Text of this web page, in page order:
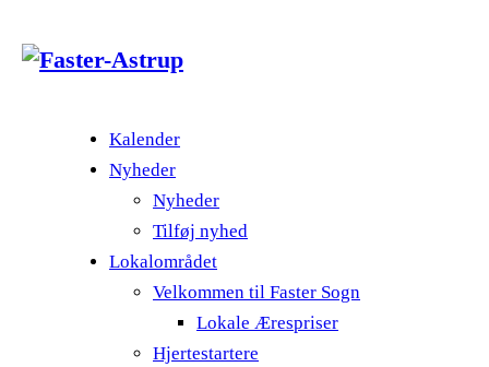
Kalender
Nyheder
Nyheder
Tilføj nyhed
Lokalområdet
Velkommen til Faster Sogn
Lokale Ærespriser
Hjertestartere